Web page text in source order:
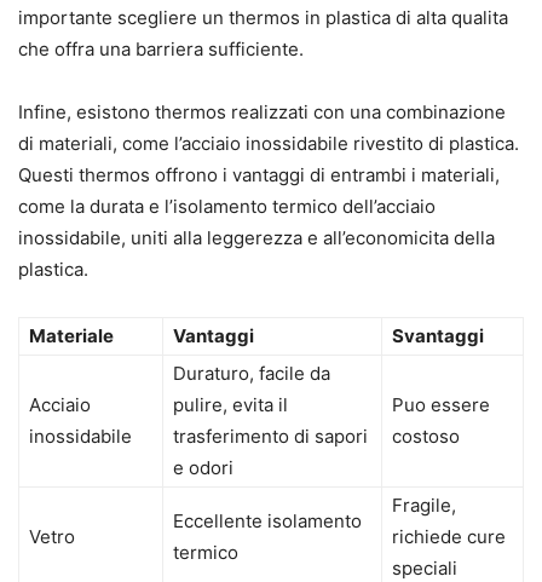
importante scegliere un thermos in plastica di alta qualita
che offra una barriera sufficiente.
Infine, esistono thermos realizzati con una combinazione
di materiali, come l’acciaio inossidabile rivestito di plastica.
Questi thermos offrono i vantaggi di entrambi i materiali,
come la durata e l’isolamento termico dell’acciaio
inossidabile, uniti alla leggerezza e all’economicita della
plastica.
Materiale Vantaggi Svantaggi
Acciaio
inossidabile
Duraturo, facile da
pulire, evita il
trasferimento di sapori
e odori
Puo essere
costoso
Vetro
Eccellente isolamento
termico
Fragile,
richiede cure
speciali